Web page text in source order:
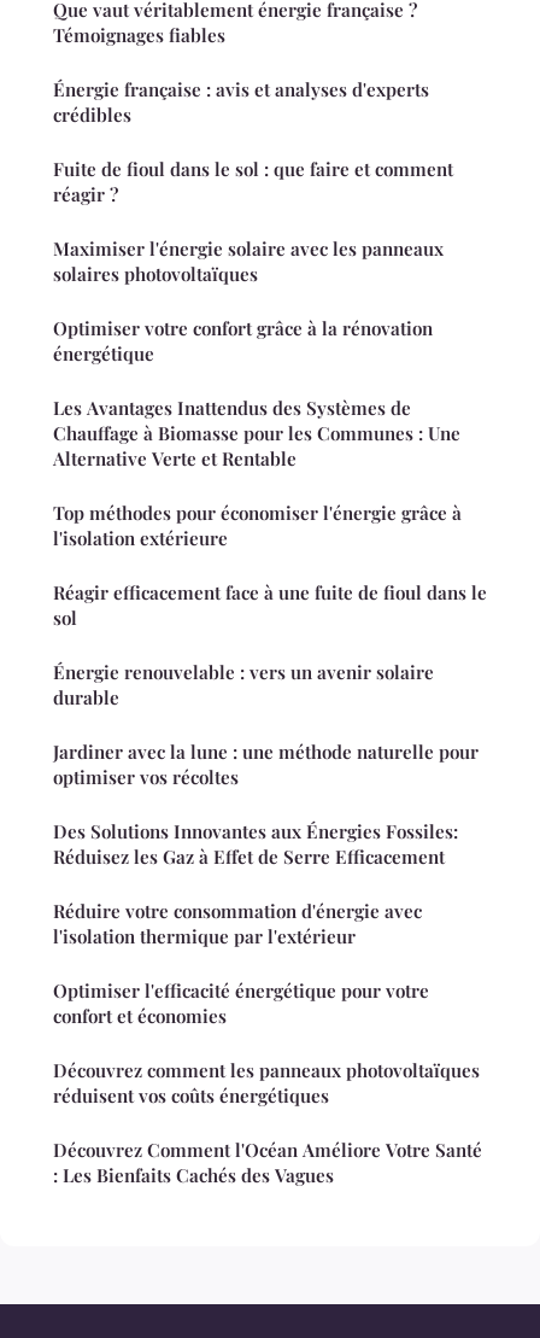
Que vaut véritablement énergie française ?
Témoignages fiables
Énergie française : avis et analyses d'experts
crédibles
Fuite de fioul dans le sol : que faire et comment
réagir ?
Maximiser l'énergie solaire avec les panneaux
solaires photovoltaïques
Optimiser votre confort grâce à la rénovation
énergétique
Les Avantages Inattendus des Systèmes de
Chauffage à Biomasse pour les Communes : Une
Alternative Verte et Rentable
Top méthodes pour économiser l'énergie grâce à
l'isolation extérieure
Réagir efficacement face à une fuite de fioul dans le
sol
Énergie renouvelable : vers un avenir solaire
durable
Jardiner avec la lune : une méthode naturelle pour
optimiser vos récoltes
Des Solutions Innovantes aux Énergies Fossiles:
Réduisez les Gaz à Effet de Serre Efficacement
Réduire votre consommation d'énergie avec
l'isolation thermique par l'extérieur
Optimiser l'efficacité énergétique pour votre
confort et économies
Découvrez comment les panneaux photovoltaïques
réduisent vos coûts énergétiques
Découvrez Comment l'Océan Améliore Votre Santé
: Les Bienfaits Cachés des Vagues